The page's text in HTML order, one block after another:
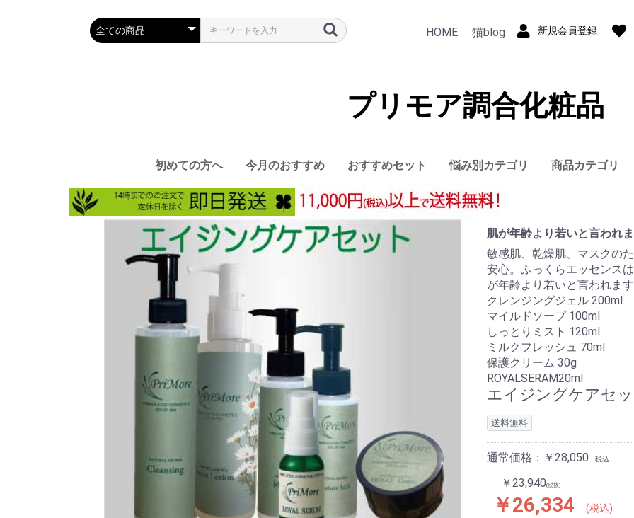
HOME 猫blog 新規会員登録
プリモア調合化粧品
初めての方へ 今月のおすすめ おすすめセット 悩み別カテゴリ
敏感肌
アトピー乾燥肌
ニキビ肌
肩こり・頭痛
商品カテゴリ
肌が年齢より若いと言われ
敏感肌、乾燥肌、マスクの
安心。ふっくらエッセンス
が年齢より若いと言われま
クレンジングジェル 200ml
マイルドソープ 100ml
しっとりミスト 120ml
ミルクフレッシュ 70ml
保護クリーム 30g
ROYALSERAM20ml
エイジングケアセ
送料無料
通常価格：￥28,050 税込
￥23,940(税抜)
￥26,334 (税込)